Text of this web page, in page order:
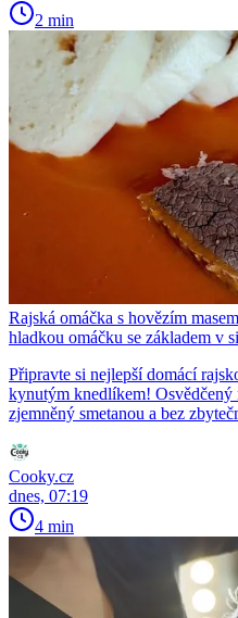
2 min
Rajská omáčka s hovězím
hladkou omáčku se základem v
Připravte si nejlepší domácí
kynutým knedlíkem!
zjemněný smetanou a bez
Cooky.cz
dnes, 07:19
4 min